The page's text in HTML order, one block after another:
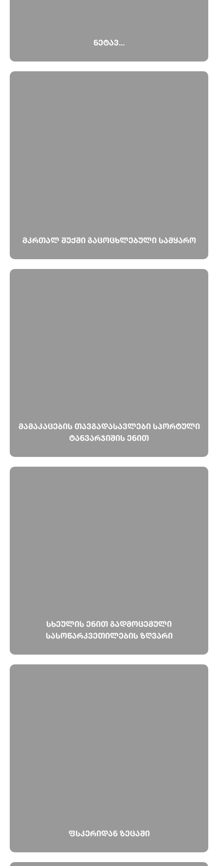
ნეტავ...
მკრთალ შუქში გაცოცხლებული სამყარო
მამაკაცების თავგადასავლები სპორტული
ტანვარჯიშის ენით
სხეულის ენით გადმოცემული
სასოწარკვეთილების ზღვარი
ფსკერიდან ზეცაში